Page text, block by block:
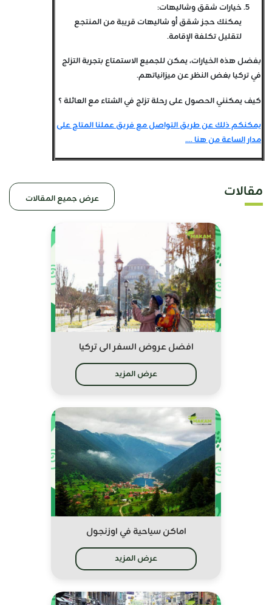
خيارات شقق وشاليهات:
يمكنك حجز شقق أو شاليهات قريبة من المنتجع
لتقليل تكلفة الإقامة.
بفضل هذه الخيارات، يمكن للجميع الاستمتاع بتجربة التزلج
في تركيا بغض النظر عن ميزانياتهم.
كيف يمكنني الحصول على رحلة تزلج في الشتاء مع العائلة ؟
يمكنكم ذلك عن طريق التواصل مع فريق عملنا المتاح على
مدار الساعة من هنا ....
مقالات عرض جميع المقالات
افضل عروض السفر الى تركيا
عرض المزيد
اماكن سياحية في اوزنجول
عرض المزيد